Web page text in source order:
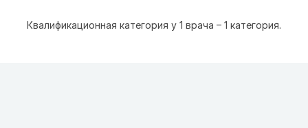
Квалификационная категория у 1 врача – 1 категория.